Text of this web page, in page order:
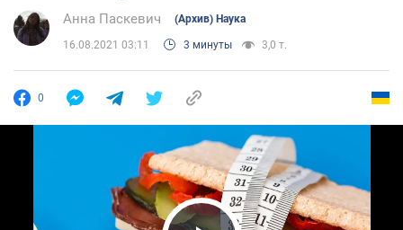
Анна Паскевич (Архив) Наука
16.08.2021 03:11 3 минуты 3,0 т.
0